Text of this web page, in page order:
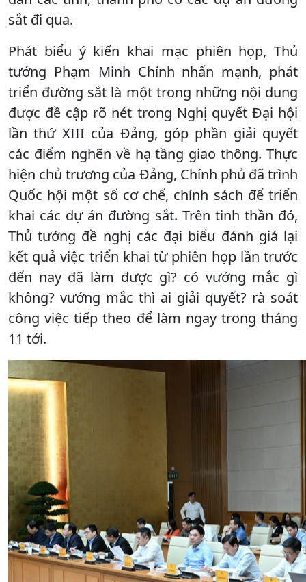
sắt đi qua.
Phát biểu ý kiến khai mạc phiên họp, Thủ
tướng Phạm Minh Chính nhấn mạnh, phát
triển đường sắt là một trong những nội dung
được đề cập rõ nét trong Nghị quyết Đại hội
lần thứ XIII của Đảng, góp phần giải quyết
các điểm nghẽn về hạ tầng giao thông. Thực
hiện chủ trương của Đảng, Chính phủ đã trình
Quốc hội một số cơ chế, chính sách để triển
khai các dự án đường sắt. Trên tinh thần đó,
Thủ tướng đề nghị các đại biểu đánh giá lại
kết quả việc triển khai từ phiên họp lần trước
đến nay đã làm được gì? có vướng mắc gì
không? vướng mắc thì ai giải quyết? rà soát
công việc tiếp theo để làm ngay trong tháng
11 tới.